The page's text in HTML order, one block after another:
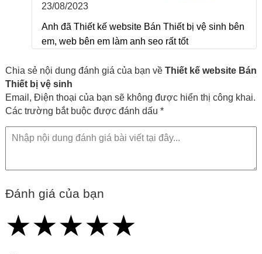
23/08/2023
Anh đã Thiết kế website Bán Thiết bị vệ sinh bên
em, web bên em làm anh seo rất tốt
Chia sẻ nội dung đánh giá của bạn về Thiết kế website Bán
Thiết bị vệ sinh
Email, Điện thoại của bạn sẽ không được hiển thị công khai.
Các trường bắt buộc được đánh dấu *
Đánh giá của bạn
★
★★
★★★
★★★★
★★★★★